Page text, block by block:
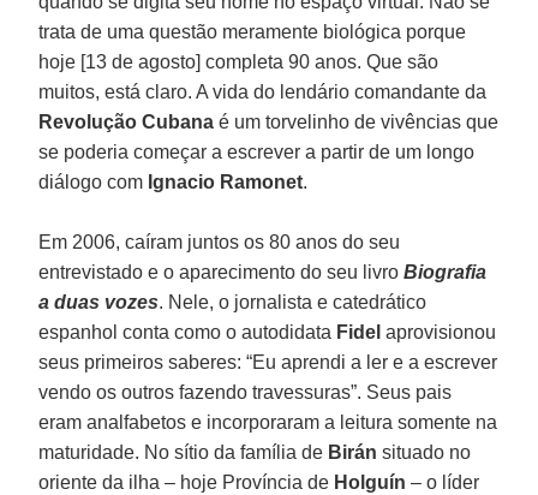
trata de uma questão meramente biológica porque
hoje [13 de agosto] completa 90 anos. Que são
muitos, está claro. A vida do lendário comandante da
Revolução Cubana é um torvelinho de vivências que
se poderia começar a escrever a partir de um longo
diálogo com Ignacio Ramonet.
Em 2006, caíram juntos os 80 anos do seu
entrevistado e o aparecimento do seu livroBiografia
a duas vozes. Nele, o jornalista e catedrático
espanhol conta como o autodidata Fidel aprovisionou
seus primeiros saberes: “Eu aprendi a ler e a escrever
vendo os outros fazendo travessuras”. Seus pais
eram analfabetos e incorporaram a leitura somente na
maturidade. No sítio da família de Birán situado no
oriente da ilha – hoje Província de Holguín – o líder